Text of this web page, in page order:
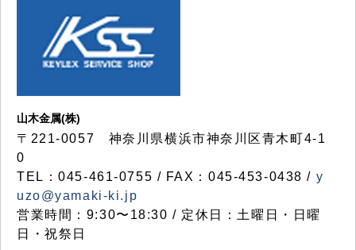
山木金属(株)
〒221-0057 神奈川県横浜市神奈川区青木町4-1
0
TEL：045-461-0755 / FAX：045-453-0438 / y
uzo@yamaki-ki.jp
営業時間：9:30〜18:30 / 定休日：土曜日・日曜
日・祝祭日